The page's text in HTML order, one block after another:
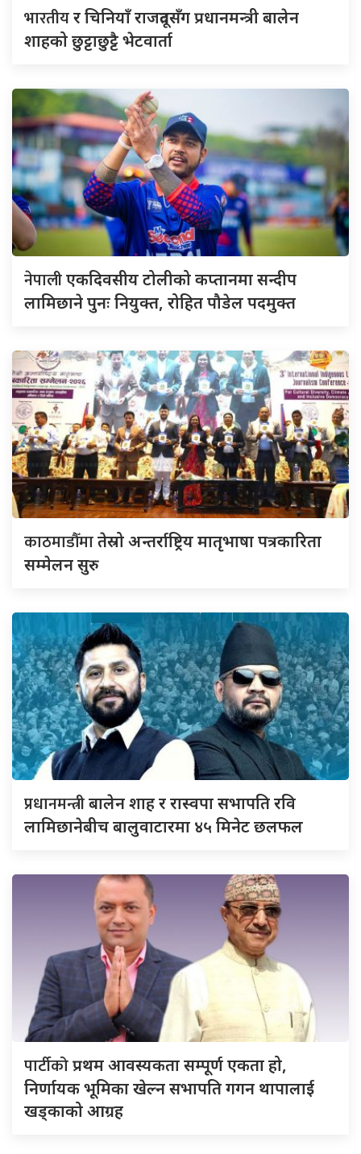
भारतीयर चिनियाँ राजदूतसँग प्रधानमन्त्री बालेन
शाहको छुट्टाछुट्टै भेटवार्ता
नेपालीएकदिवसीय टोलीको कप्तानमा सन्दीप
लामिछाने पुनः नियुक्त, रोहित पौडेल पदमुक्त
काठमाडौँमातेस्रो अन्तर्राष्ट्रिय मातृभाषा पत्रकारिता
सम्मेलन सुरु
प्रधानमन्त्रीबालेन शाह र रास्वपा सभापति रवि
लामिछानेबीच बालुवाटारमा ४५ मिनेट छलफल
पार्टीकोप्रथम आवस्यकता सम्पूर्ण एकता हो,
निर्णायक भूमिका खेल्न सभापति गगन थापालाई
खड्काको आग्रह